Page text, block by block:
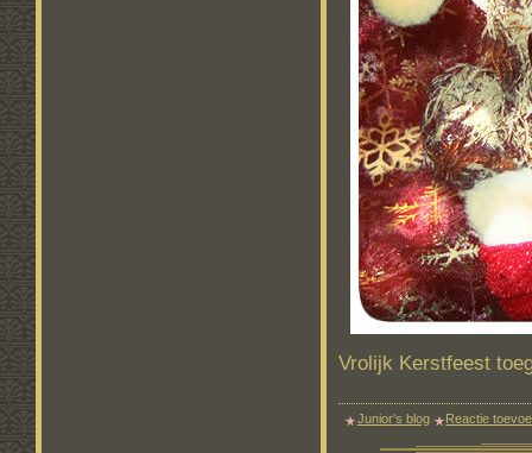
Vrolijk Kerstfeest
Junior's blog Reactie